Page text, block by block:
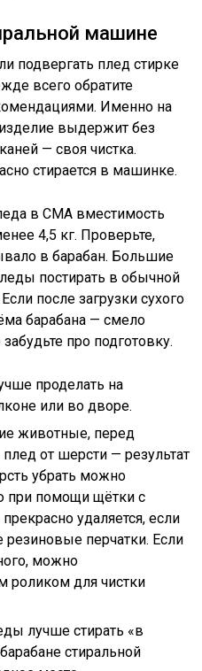
машине
подвергать плед стирке
всего обратите
Именно на
выдержит без
— своя чистка.
стирается в машинке.
в СМА вместимость
4,5 кг. Проверьте,
в барабан. Большие
постирать в обычной
после загрузки сухого
барабана — смело
про подготовку.
проделать на
или во дворе.
животные, перед
от шерсти — результат
убрать можно
при помощи щётки с
удаляется, если
перчатки. Если
можно
роликом для чистки
лучше стирать «в
стиральной